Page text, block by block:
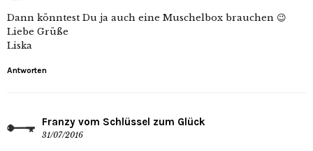
Dann könntest Du ja auch eine Muschelbox brauchen 😉
Liebe Grüße
Liska
Antworten
Franzy vom Schlüssel zum Glück
31/07/2016